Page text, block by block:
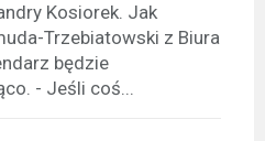
Kosiorek. Jak
Trzebiatowski z Biura
będzie
- Jeśli coś...